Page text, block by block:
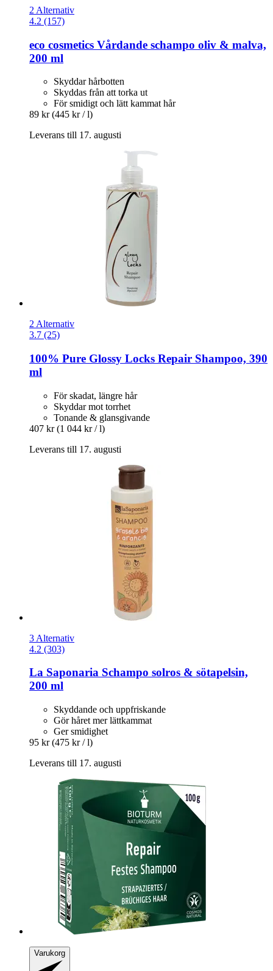
2 Alternativ
4.2 (157)
eco cosmetics Vårdande schampo oliv & malva,
200 ml
Skyddar hårbotten
Skyddas från att torka ut
För smidigt och lätt kammat hår
89 kr (445 kr / l)
Leverans till 17. augusti
2 Alternativ
3.7 (25)
100% Pure Glossy Locks Repair Shampoo, 390
ml
För skadat, längre hår
Skyddar mot torrhet
Tonande & glansgivande
407 kr (1 044 kr / l)
Leverans till 17. augusti
3 Alternativ
4.2 (303)
La Saponaria Schampo solros & sötapelsin,
200 ml
Skyddande och uppfriskande
Gör håret mer lättkammat
Ger smidighet
95 kr (475 kr / l)
Leverans till 17. augusti
Varukorg